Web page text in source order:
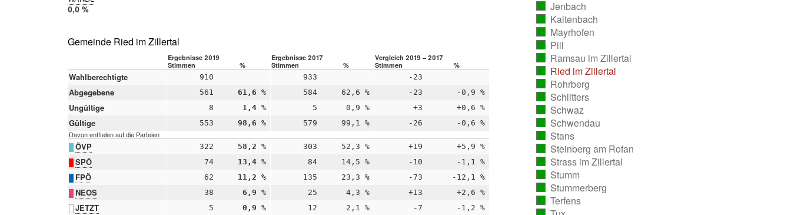
2019:
0,0 %
teilgenommen
Gemeinde Ried im Zillertal
Ergebnisse 2019 Ergebnisse 2017
Vergleich 2019 – 2017
Stimmen
% Stimmen % Stimmen %
Wahlberechtigte 910 933 -23
Abgegebene 561 61,6 % 584 62,6 % -23 -0,9 %
Ungültige 8 1,4 % 5 0,9 % +3 +0,6 %
Gültige 553 98,6 % 579 99,1 % -26 -0,6 %
Davon entfielen auf die Parteien
ÖVP 322 58,2 % 303 52,3 % +19 +5,9 %
SPÖ 74 13,4 % 84 14,5 % -10 -1,1 %
FPÖ 62 11,2 % 135 23,3 % -73 -12,1 %
NEOS 38 6,9 % 25 4,3 % +13 +2,6 %
JETZT 5 0,9 % 12 2,1 % -7 -1,2 %
ausgezählt)
Jenbach
ausgezählt)
Kaltenbach
ausgezählt)
Mayrhofen
ausgezählt)
Pill
ausgezählt)
Ramsau im Zillertal
ausgezählt)
Ried im Zillertal
ausgezählt)
Rohrberg
ausgezählt)
Schlitters
ausgezählt)
Schwaz
ausgezählt)
Schwendau
ausgezählt)
Stans
ausgezählt)
Steinberg am Rofan
ausgezählt)
Strass im Zillertal
ausgezählt)
Stumm
ausgezählt)
Stummerberg
ausgezählt)
Terfens